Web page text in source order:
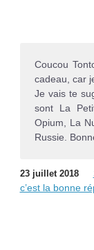
Coucou
cadeau, car
Je vais te
sont La
Opium, La
Russie.
23 juillet 2018
c’est la bonne